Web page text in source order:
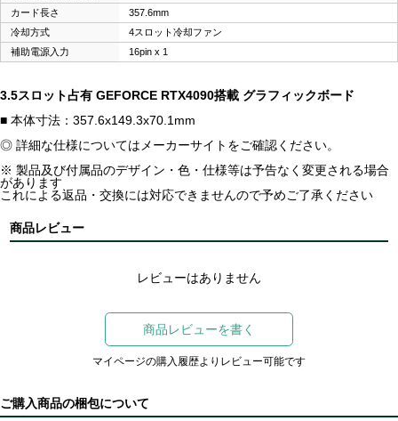
カード長さ
357.6mm
冷却方式
4スロット冷却ファン
補助電源入力
16pin x 1
3.5スロット占有 GEFORCE RTX4090搭載 グラフィックボード
■ 本体寸法：357.6x149.3x70.1mm
◎ 詳細な仕様についてはメーカーサイトをご確認ください。
※ 製品及び付属品のデザイン・色・仕様等は予告なく変更される場合
があります
これによる返品・交換には対応できませんので予めご了承ください
商品レビュー
レビューはありません
商品レビューを書く
マイページの購入履歴よりレビュー可能です
ご購入商品の梱包について